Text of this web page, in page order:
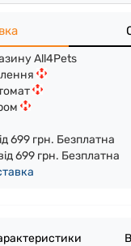
All4Pets
699 грн. Безплатна
699 грн. Безплатна
вка